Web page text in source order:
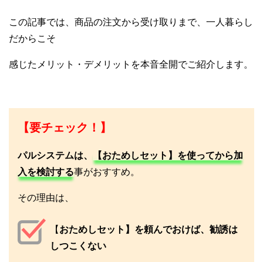
この記事では、商品の注文から受け取りまで、一人暮らし
だからこそ
感じたメリット・デメリットを本音全開でご紹介します。
【要チェック！】
パルシステムは、
【おためしセット】を使ってから加
入を検討する事がおすすめ。
その理由は、
【 おためしセット】を頼んでおけば、勧誘は
しつこくない